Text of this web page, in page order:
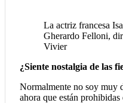
La actriz francesa
Gherardo Felloni,
Vivier
¿Siente nostalgia de las
Normalmente no soy muy
ahora que están